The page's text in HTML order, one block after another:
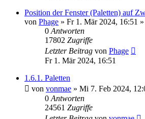
Position der Fenster (Paletten) auf
von Phage » Fr 1. Mär 2024, 16:51
0 Antworten
17802 Zugriffe
Letzter Beitrag von Phage
Fr 1. Mär 2024, 16:51
1.6.1. Paletten
von vonmae » Mi 7. Feb 2024,
0 Antworten
24561 Zugriffe